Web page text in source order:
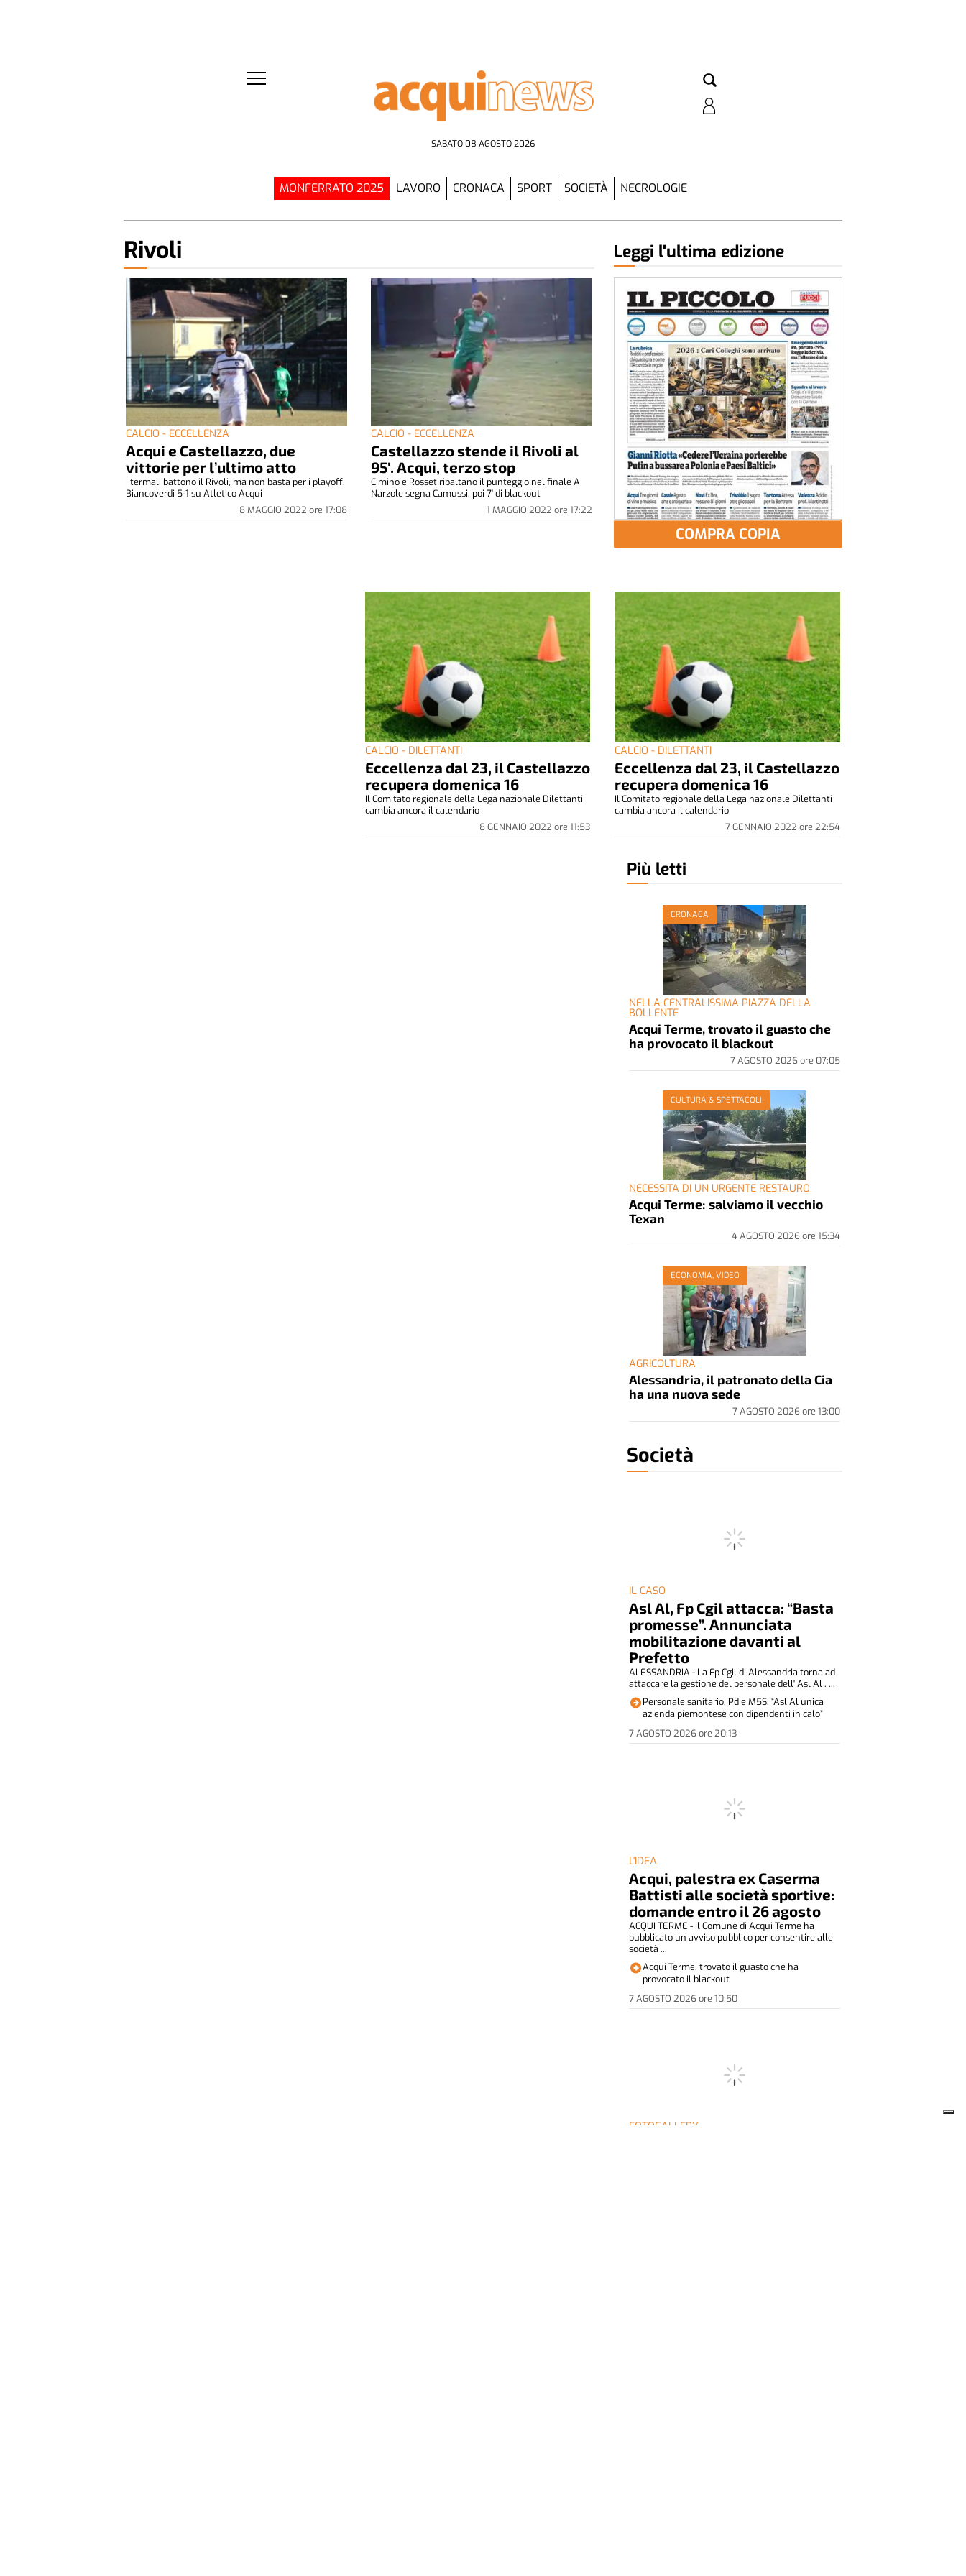
SABATO 08 AGOSTO 2026
MONFERRATO 2025 LAVORO CRONACA SPORT SOCIETÀ NECROLOGIE
Rivoli
CALCIO - ECCELLENZA
Acqui e Castellazzo, due
vittorie per l’ultimo atto
8 MAGGIO 2022 ore 17:08
I termali battono il Rivoli, ma non basta per i playoff.
Biancoverdi 5-1 su Atletico Acqui
CALCIO - ECCELLENZA
Castellazzo stende il Rivoli al
95′. Acqui, terzo stop
1 MAGGIO 2022 ore 17:22
Cimino e Rosset ribaltano il punteggio nel finale A
Narzole segna Camussi, poi 7' di blackout
Leggi l'ultima edizione
COMPRA COPIA
CALCIO - DILETTANTI
Eccellenza dal 23, il Castellazzo
recupera domenica 16
8 GENNAIO 2022ore 11:53
Il Comitato regionale della Lega nazionale Dilettanti
cambia ancora il calendario
CALCIO - DILETTANTI
Eccellenza dal 23, il Castellazzo
recupera domenica 16
7 GENNAIO 2022 ore 22:54
Il Comitato regionale della Lega nazionale Dilettanti
cambia ancora il calendario
Più letti
CRONACA
NELLA CENTRALISSIMA PIAZZA DELLA
BOLLENTE
Acqui Terme, trovato il guasto che
ha provocato il blackout
7 AGOSTO 2026ore 07:05
CULTURA & SPETTACOLI
NECESSITA DI UN URGENTE RESTAURO
Acqui Terme: salviamo il vecchio
Texan
4 AGOSTO 2026ore 15:34
ECONOMIA, VIDEO
AGRICOLTURA
Alessandria, il patronato della Cia
ha una nuova sede
7 AGOSTO 2026ore 13:00
Società
IL CASO
Asl Al, Fp Cgil attacca: “Basta
promesse”. Annunciata
mobilitazione davanti al
Prefetto
7 AGOSTO 2026ore 20:13
ALESSANDRIA - La Fp Cgil di Alessandria torna ad
attaccare la gestione del personale dell' Asl Al . ...
Personale sanitario, Pd e M5S: “Asl Al unica
azienda piemontese con dipendenti in calo”
L'IDEA
Acqui, palestra ex Caserma
Battisti alle società sportive:
domande entro il 26 agosto
7 AGOSTO 2026ore 10:50
ACQUI TERME - Il Comune di Acqui Terme ha
pubblicato un avviso pubblico per consentire alle
società ...
Acqui Terme, trovato il guasto che ha
provocato il blackout
FOTOGALLERY